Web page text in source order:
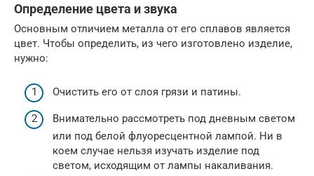
Определение цвета и звука
Основным отличием металла от его сплавов является
цвет. Чтобы определить, из чего изготовлено изделие,
нужно:
Очистить его от слоя грязи и патины.
Внимательно рассмотреть под дневным светом
или под белой флуоресцентной лампой. Ни в
коем случае нельзя изучать изделие под
светом, исходящим от лампы накаливания.